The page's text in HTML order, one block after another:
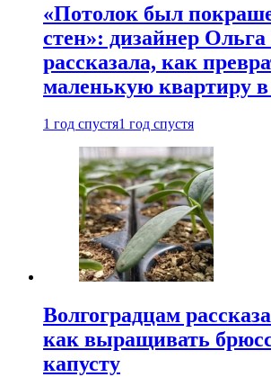
«Потолок был
стен»: дизайнер
рассказала, как
маленькую квартиру
1 год спустя1 год спустя
Волгоградцам
как выращивать
капусту